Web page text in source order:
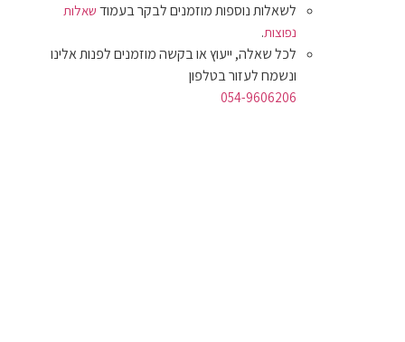
לשאלות נוספות מוזמנים לבקר בעמוד שאלות
נפוצות.
לכל שאלה, ייעוץ או בקשה מוזמנים לפנות אלינו
ונשמח לעזור בטלפון
054-9606206